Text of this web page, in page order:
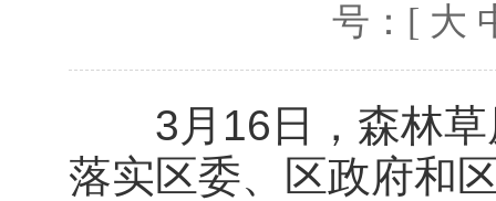
号：[ 大
3月16日，森林草
落实区委、区政府和